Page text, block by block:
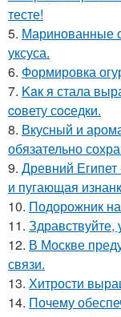
тесте!
5. Маринованные
уксуса.
6. Формировка
7. Kaк я стала
coвету сocедки.
8. Вкусный и
обязательно
9. Древний Египет
и пугающая
10. Подорожник
11. Здравствуйте,
12. В Москве
связи.
13. Хитрости
14. Почему